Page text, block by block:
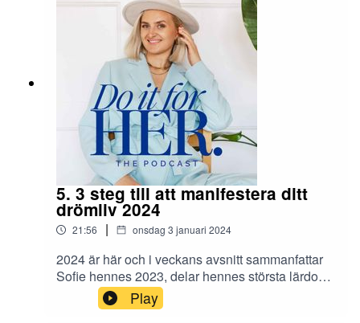
sofie@sofiewiberg.se–
Hemsida: https://sofiewiberg.se/–
Instagram: https://www.instagram.com/sofiewiber
5. 3 steg till att manifestera ditt
drömliv 2024
21:56 | onsdag 3 januari 2024
2024 är här och i veckans avsnitt sammanfattar
Sofie hennes 2023, delar hennes största lärdom
från förra året och vad hon drömmer om att
manifestera det här året. Du får också ta del av
Play